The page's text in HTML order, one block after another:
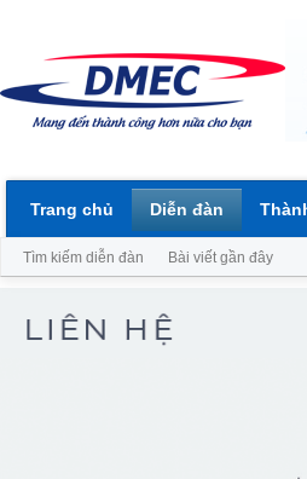
Trang chủ Diễn đàn
Tìm kiếm diễn đàn Bài viết gần đây